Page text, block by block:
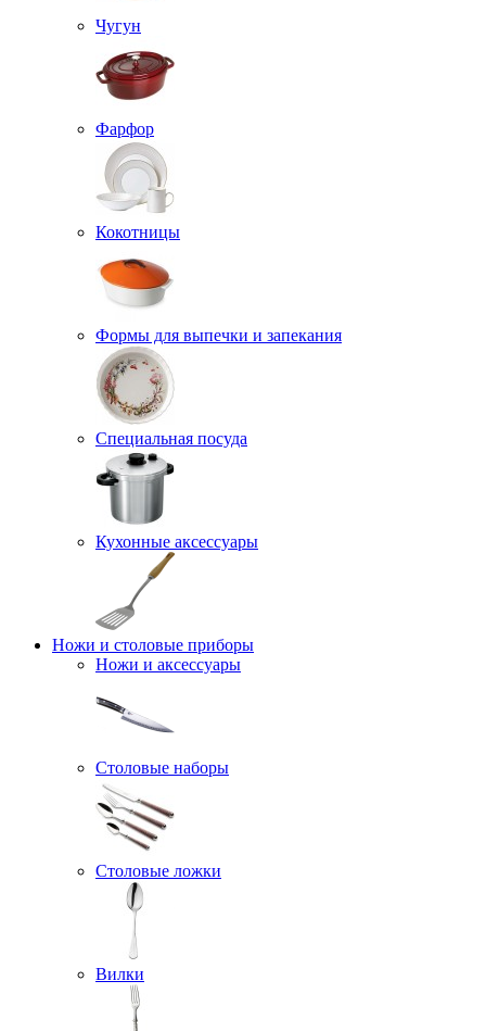
Чугун
Фарфор
Кокотницы
Формы для выпечки и запекания
Специальная посуда
Кухонные аксессуары
Ножи и столовые приборы
Ножи и аксессуары
Столовые наборы
Столовые ложки
Вилки